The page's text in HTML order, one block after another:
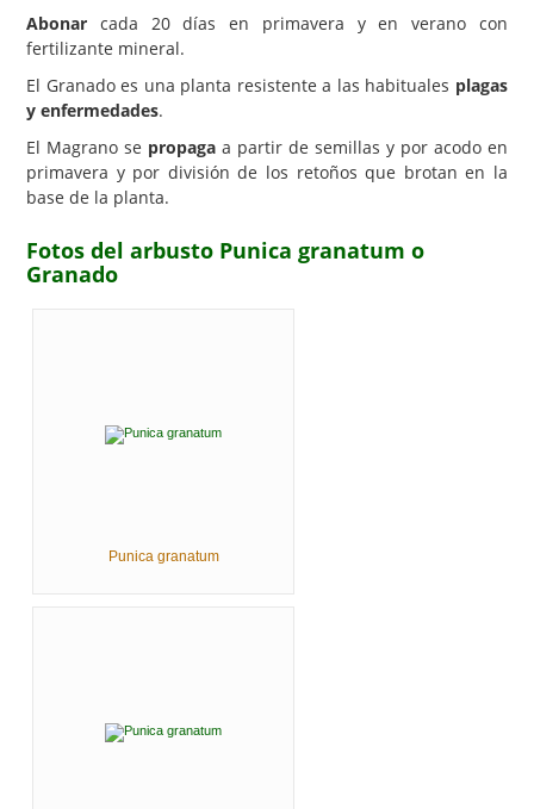
Abonar cada 20 días en primavera y en verano con
fertilizante mineral.
El Granado es una planta resistente a las habituales plagas
y enfermedades.
El Magrano se propaga a partir de semillas y por acodo en
primavera y por división de los retoños que brotan en la
base de la planta.
Fotos del arbusto Punica granatum o
Granado
Punica granatum